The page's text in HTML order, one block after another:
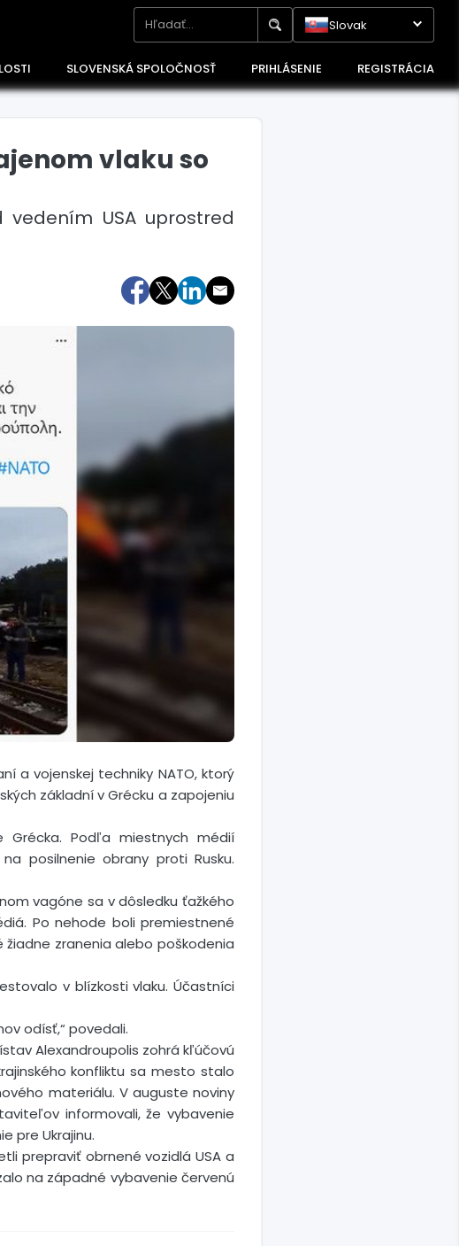
Slovak
SLOVENSKÁ SPOLOČNOSŤ PRIHLÁSENIE REGISTRÁCIA
vlaku so
USA uprostred
a vojenskej techniky NATO, ktorý
základní v Grécku a zapojeniu
Grécka. Podľa miestnych médií
posilnenie obrany proti Rusku.
vagóne sa v dôsledku ťažkého
Po nehode boli premiestnené
žiadne zranenia alebo poškodenia
v blízkosti vlaku. Účastníci
odísť,“ povedali.
Alexandroupolis zohrá kľúčovú
konfliktu sa mesto stalo
materiálu. V auguste noviny
informovali, že vybavenie
pre Ukrajinu.
prepraviť obrnené vozidlá USA a
na západné vybavenie červenú